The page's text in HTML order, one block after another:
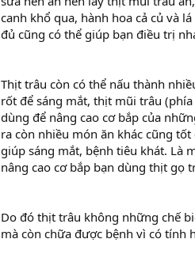
canh khổ qua, hành hoa cả củ và
đủ cũng có thể giúp bạn điều trị
Thịt trâu còn có thể nấu thành
rốt để sáng mắt, thịt mũi trâu
dùng để nâng cao cơ bắp của
ra còn nhiều món ăn khác cũng
giúp sáng mắt, bệnh tiêu khát. Là
nâng cao cơ bắp bạn dùng thịt gọ
Do đó thịt trâu không những chế
mà còn chữa được bệnh vì có tính